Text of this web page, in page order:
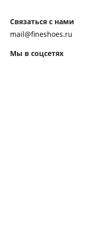
Связаться с нами
mail@fineshoes.ru
Мы в соцсетях